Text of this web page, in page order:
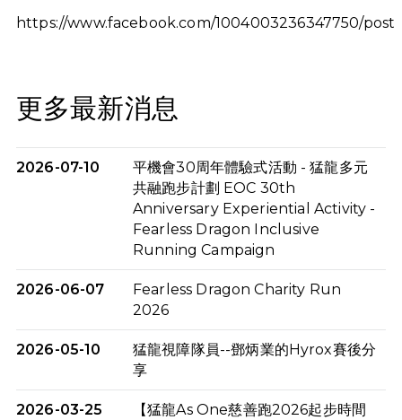
https://www.facebook.com/1004003236347750/
更多最新消息
2026-07-10
平機會30周年體驗式活動 - 猛龍多元
共融跑步計劃 EOC 30th
Anniversary Experiential Activity -
Fearless Dragon Inclusive
Running Campaign
2026-06-07
Fearless Dragon Charity Run
2026
2026-05-10
猛龍視障隊員--鄧炳業的Hyrox賽後分
享
2026-03-25
【猛龍As One慈善跑2026起步時間